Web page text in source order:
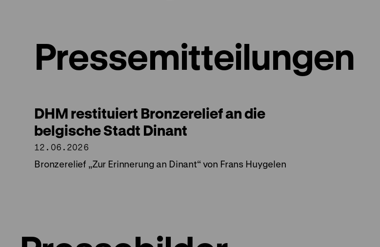
Pressemitteilungen
DHM restituiert Bronzerelief an die
belgische Stadt Dinant
12.06.2026
Bronzerelief „Zur Erinnerung an Dinant“ von Frans Huygelen